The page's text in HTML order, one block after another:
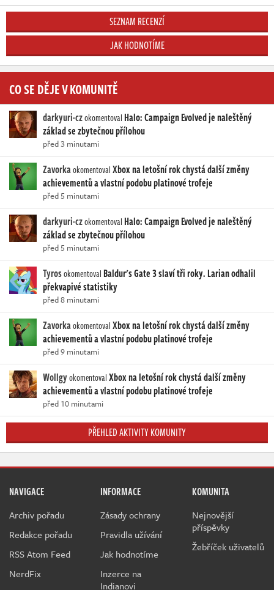
SEZNAM RECENZÍ
JAK HODNOTÍME
CO SE DĚJE V KOMUNITĚ
darkyuri-czokomentoval Halo: Campaign Evolved je naleštěný
základ se zbytečnou přílohou
před 3 minutami
ZavorkaokomentovalXbox na letošní rok chystá další změny
achievementů a vlastní podobu platinové trofeje
před 5 minutami
darkyuri-czokomentoval Halo: Campaign Evolved je naleštěný
základ se zbytečnou přílohou
před 5 minutami
Tyrosokomentoval Baldur's Gate 3 slaví tři roky. Larian odhalil
překvapivé statistiky
před 8 minutami
ZavorkaokomentovalXbox na letošní rok chystá další změny
achievementů a vlastní podobu platinové trofeje
před 9 minutami
WollgyokomentovalXbox na letošní rok chystá další změny
achievementů a vlastní podobu platinové trofeje
před 10 minutami
PŘEHLED AKTIVITY KOMUNITY
NAVIGACE
Archiv pořadu
Redakce pořadu
RSS Atom Feed
NerdFix
INFORMACE
Zásady ochrany
Pravidla užívání
Jak hodnotíme
Inzerce na
Indianovi
KOMUNITA
Nejnovější
příspěvky
Žebříček uživatelů